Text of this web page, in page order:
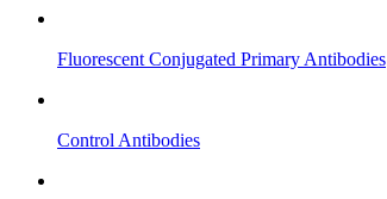
Fluorescent Conjugated Primary Antibodies
Control Antibodies